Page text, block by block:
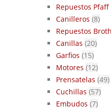
Repuestos
Canilleros (8)
Repuestos
Canillas (20)
Garfios (15)
Motores (12)
Prensatelas (49)
Cuchillas (57)
Embudos (7)